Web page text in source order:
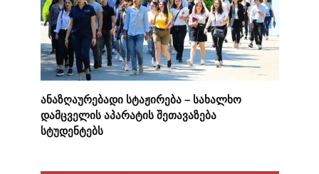
ანაზღაურებადი სტაჟირება – სახალხო
დამცველის აპარატის შეთავაზება
სტუდენტებს